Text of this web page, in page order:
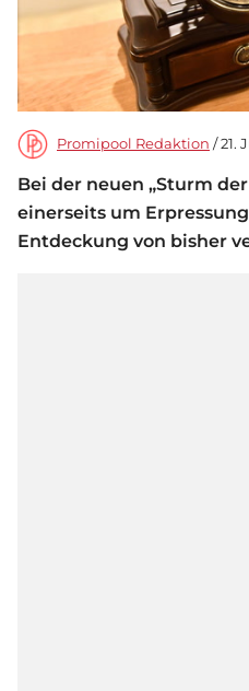
Promipool Redaktion / 21.
Bei der neuen „Sturm
einerseits um
Entdeckung von bisher